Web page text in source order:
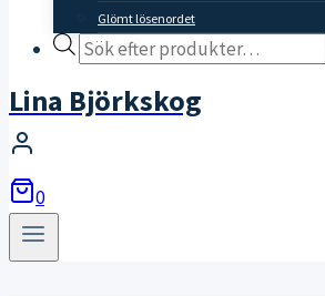
Glömt lösenordet
Products
Lina Björkskog
0